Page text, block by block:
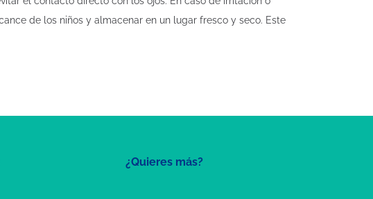
de los niños y almacenar en un lugar fresco y seco. Este
¿Quieres más?